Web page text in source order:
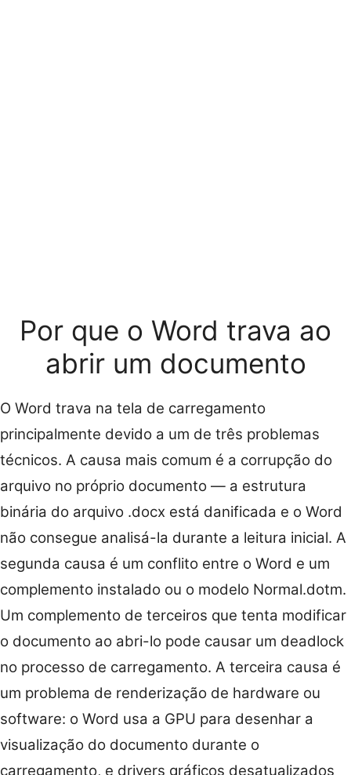
Por que o Word trava ao
abrir um documento
O Word trava na tela de carregamento
principalmente devido a um de três problemas
técnicos. A causa mais comum é a corrupção do
arquivo no próprio documento — a estrutura
binária do arquivo .docx está danificada e o Word
não consegue analisá-la durante a leitura inicial. A
segunda causa é um conflito entre o Word e um
complemento instalado ou o modelo Normal.dotm.
Um complemento de terceiros que tenta modificar
o documento ao abri-lo pode causar um deadlock
no processo de carregamento. A terceira causa é
um problema de renderização de hardware ou
software: o Word usa a GPU para desenhar a
visualização do documento durante o
carregamento, e drivers gráficos desatualizados